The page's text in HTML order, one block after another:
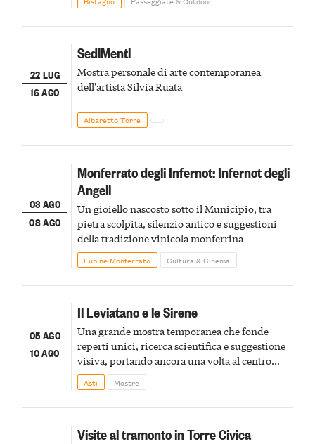
22 LUG
16 AGO
SediMenti
Mostra personale di arte contemporanea
dell'artista Silvia Ruata
Albaretto Torre
03 AGO
08 AGO
Monferrato degli Infernot: Infernot degli
Angeli
Un gioiello nascosto sotto il Municipio, tra
pietra scolpita, silenzio antico e suggestioni
della tradizione vinicola monferrina
Fubine Monferrato Cultura & Cinema
05 AGO
10 AGO
Il Leviatano e le Sirene
Una grande mostra temporanea che fonde
reperti unici, ricerca scientifica e suggestione
visiva, portando ancora una volta al centro
della scena le meraviglie del passato astigiano
Asti Mostre
Visite al tramonto in Torre Civica